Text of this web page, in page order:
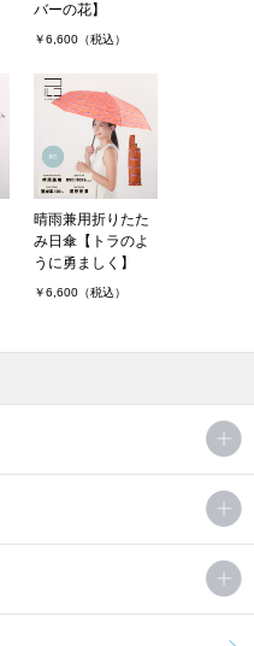
バーの花】
￥6,600（税込）
晴雨兼用折りたた
み日傘【トラのよ
うに勇ましく】
￥6,600（税込）